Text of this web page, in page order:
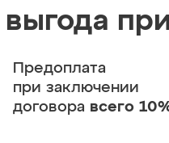
Предоплата
при заключении
договора всего